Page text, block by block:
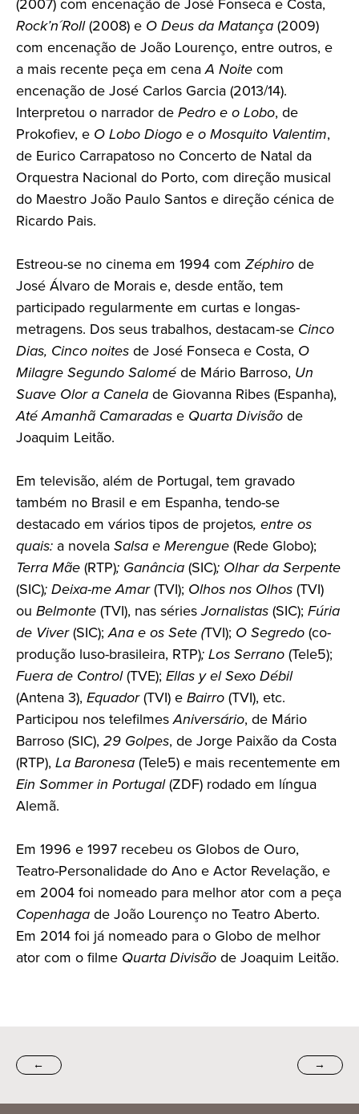
Rock’n´Roll(2008) e O Deus da Matança(2009)
com encenação de João Lourenço, entre outros, e
a mais recente peça em cenaA Noitecom
encenação de José Carlos Garcia (2013/14).
Interpretou o narrador dePedro eo Lobo, de
Prokofiev, e O Lobo Diogoe o Mosquito Valentim,
de Eurico Carrapatoso no Concerto de Natal da
Orquestra Nacional do Porto, com direção musical
do Maestro João Paulo Santos e direção cénica de
Ricardo Pais.
Estreou-se no cinema em 1994 com Zéphirode
José Álvaro de Morais e, desde então, tem
participado regularmente em curtas e longas-
metragens. Dos seus trabalhos, destacam-se Cinco
Dias, Cinco noitesde José Fonseca e Costa, O
Milagre Segundo Saloméde Mário Barroso, Un
Suave Olor a Canelade Giovanna Ribes (Espanha),
Até Amanhã Camaradase Quarta Divisãode
Joaquim Leitão.
Em televisão, além de Portugal, tem gravado
também no Brasil e em Espanha, tendo-se
destacado em vários tipos de projetos, entre os
quais: a novelaSalsa e Merengue(Rede Globo);
Terra Mãe(RTP); Ganância(SIC); Olhar da Serpente
(SIC); Deixa-me Amar(TVI); Olhos nos Olhos(TVI)
ou Belmonte(TVI), nas sériesJornalistas(SIC); Fúria
de Viver(SIC);Ana e os Sete (TVI); O Segredo(co-
produção luso-brasileira, RTP); Los Serrano(Tele5);
Fuera de Control(TVE); Ellas y el Sexo Débil
(Antena 3), Equador(TVI) eBairro(TVI), etc.
Participou nos telefilmesAniversário, de Mário
Barroso (SIC), 29 Golpes, de Jorge Paixão da Costa
(RTP), La Baronesa(Tele5) e mais recentemente em
Ein Sommer in Portugal(ZDF) rodado em língua
Alemã.
Em 1996 e 1997 recebeu os Globos de Ouro,
Teatro-Personalidade do Ano e Actor Revelação, e
em 2004 foi nomeado para melhor ator com a peça
Copenhagade João Lourenço no Teatro Aberto.
Em 2014 foi já nomeado para o Globo de melhor
ator com o filme Quarta Divisãode Joaquim Leitão.
← →